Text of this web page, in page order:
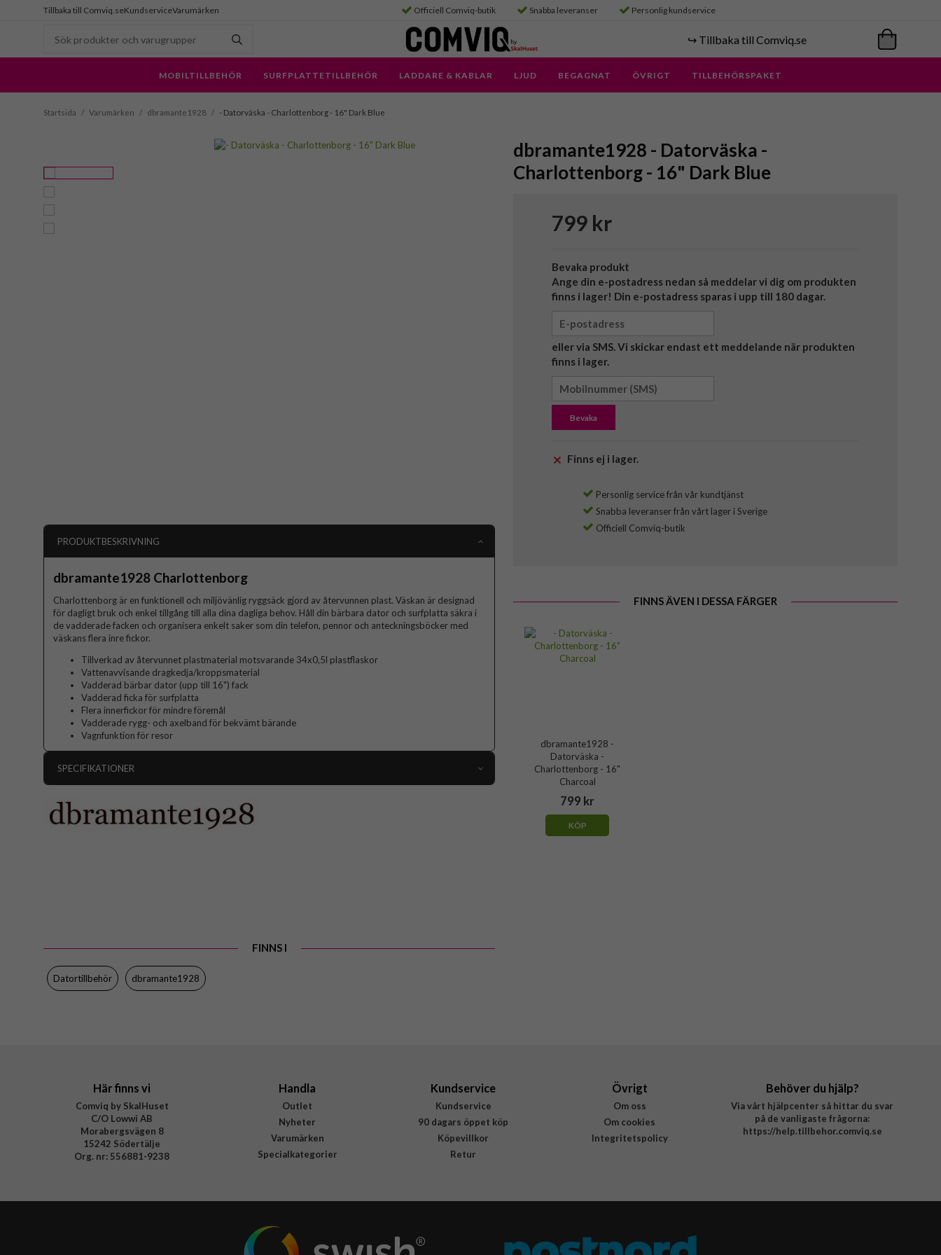
Tillbaka till Comviq.seKundserviceVarumärken Officiell Comviq-butik Snabba leveranser Personlig kundservice
↪️ Tillbaka till Comviq.se
MOBILTILLBEHÖR SURFPLATTETILLBEHÖR LADDARE & KABLAR LJUD BEGAGNAT ÖVRIGT TILLBEHÖRSPAKET
Startsida / Varumärken / dbramante1928 / - Datorväska - Charlottenborg - 16" Dark Blue
dbramante1928 - Datorväska -
Charlottenborg - 16" Dark Blue
799 kr
Bevaka produkt
Ange din e-postadress nedan så meddelar vi dig om produkten
finns i lager! Din e-postadress sparas i upp till 180 dagar.
eller via SMS. Vi skickar endast ett meddelande när produkten
finns i lager.
Bevaka
Finns ej i lager.
Personlig service från vår kundtjänst
Snabba leveranser från vårt lager i Sverige
Officiell Comviq-butik
FINNS ÄVEN I DESSA FÄRGER
dbramante1928 -
Datorväska -
Charlottenborg - 16"
Charcoal
799 kr
KÖP
PRODUKTBESKRIVNING
dbramante1928 Charlottenborg
Charlottenborg är en funktionell och miljövänlig ryggsäck gjord av återvunnen plast. Väskan är designad
för dagligt bruk och enkel tillgång till alla dina dagliga behov. Håll din bärbara dator och surfplatta säkra i
de vadderade facken och organisera enkelt saker som din telefon, pennor och anteckningsböcker med
väskans flera inre fickor.
Tillverkad av återvunnet plastmaterial motsvarande 34x0,5l plastflaskor
Vattenavvisande dragkedja/kroppsmaterial
Vadderad bärbar dator (upp till 16") fack
Vadderad ficka för surfplatta
Flera innerfickor för mindre föremål
Vadderade rygg- och axelband för bekvämt bärande
Vagnfunktion för resor
SPECIFIKATIONER
Produkttyp
EAN
5711428017123
FINNS I
Datortillbehör dbramante1928
Här finns vi
Comviq by SkalHuset
C/O Lowwi AB
Morabergsvägen 8
15242 Södertälje
Org. nr: 556881-9238
Handla
Outlet
Nyheter
Varumärken
Specialkategorier
Kundservice
Kundservice
90 dagars öppet köp
Köpevillkor
Retur
Övrigt
Om oss
Om cookies
Integritetspolicy
Behöver du hjälp?
Via vårt hjälpcenter så hittar du svar
på de vanligaste frågorna:
https://help.tillbehor.comviq.se